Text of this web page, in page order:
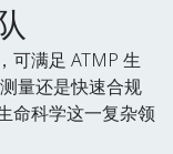
可满足 ATMP 生
量还是快速合规
命科学这一复杂领